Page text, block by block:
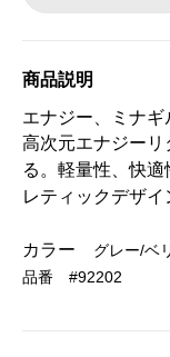
商品説明
エナジー、ミナギ
高次元エナジー
る。軽量性、快
レティックデザイ
カラー グレー/ベ
品番 #92202